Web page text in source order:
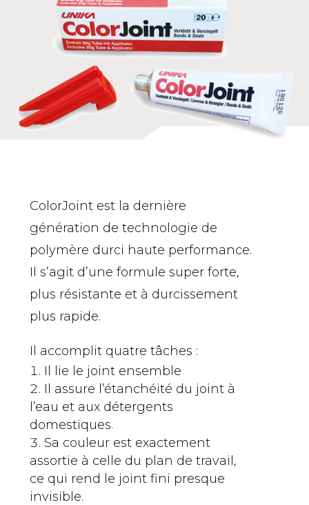
ColorJoint est la dernière
génération de technologie de
polymère durci haute performance.
Il s’agit d’une formule super forte,
plus résistante et à durcissement
plus rapide.
Il accomplit quatre tâches :
Il lie le joint ensemble
Il assure l’étanchéité du joint à
l’eau et aux détergents
domestiques.
Sa couleur est exactement
assortie à celle du plan de travail,
ce qui rend le joint fini presque
invisible.